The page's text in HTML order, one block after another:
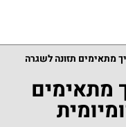
מתאימים תזונה לשגרה
מתאימים